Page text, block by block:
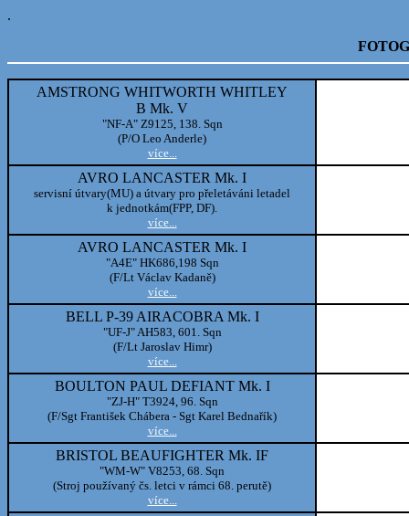
.
AMSTRONG WHITWORTH WHITLEY
B Mk. V
"NF-A" Z9125, 138. Sqn
(P/O Leo Anderle)
více...
AVRO LANCASTER Mk. I
servisní útvary(MU) a útvary pro přeletáváni letadel
k jednotkám(FPP, DF).
více...
AVRO LANCASTER Mk. I
"A4E" HK686,198 Sqn
(F/Lt Václav Kadaně)
více...
BELL P-39 AIRACOBRA Mk. I
"UF-J" AH583, 601. Sqn
(F/Lt Jaroslav Himr)
více...
BOULTON PAUL DEFIANT Mk. I
"ZJ-H" T3924, 96. Sqn
(F/Sgt František Chábera - Sgt Karel Bednařík)
více...
BRISTOL BEAUFIGHTER Mk. IF
"WM-W" V8253, 68. Sqn
(Stroj používaný čs. letci v rámci 68. perutě)
více...